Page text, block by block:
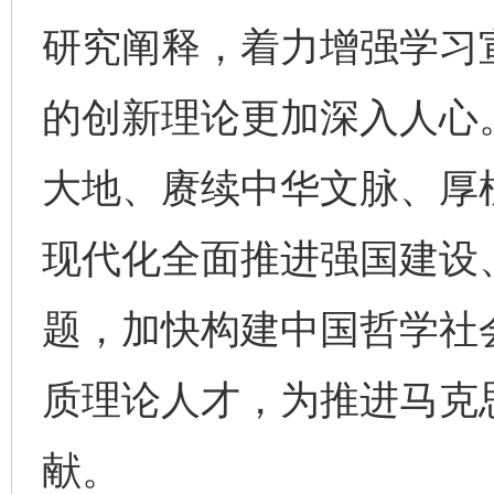
研究阐释，着力增强学
的创新理论更加深入人心
大地、赓续中华文脉、
现代化全面推进强国建
题，加快构建中国哲学
质理论人才，为推进马
献。